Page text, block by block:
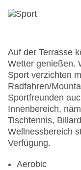
Auf der Terrasse
Wetter genießen.
Sport verzichten
Radfahren/
Sportfreunden
Innenbereich,
Tischtennis,
Wellnessbereich
Verfügung.
Aerobic